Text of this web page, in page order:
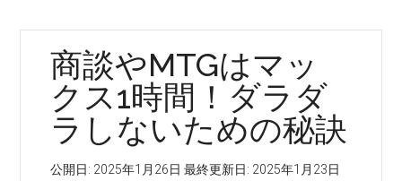
商談やMTGはマッ
クス1時間！ダラダ
ラしないための秘訣
公開日: 2025年1月26日 最終更新日: 2025年1月23日